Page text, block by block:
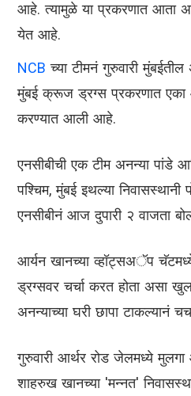
आहे. त्यामुळे या प्रकरणात आता
येत आहे.
NCB च्या टीमनं गुरुवारी
मुंबई क्रूज ड्रग्स प्रकरणात
करण्यात आली आहे.
एनसीबीची एक टीम अनन्या पांडे
पश्चिम, मुंबई इथल्या
एनसीबीनं आज दुपारी २ वाजता
आर्यन खानच्या व्हॉट्सअॅप
ड्रग्सवर चर्चा करत होता असा
अनन्याच्या घरी छापा टाकल्यानं
गुरुवारी आर्थर रोड जेलमध्ये
शाहरुख खानच्या 'मन्नत'